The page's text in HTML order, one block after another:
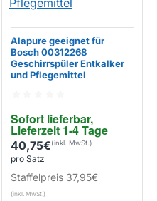
Sofort lieferbar,
Lieferzeit 1-4 Tage
Alapure geeignet für
Bosch 00312268
Geschirrspüler Entkalker
und Pflegemittel
40,75€
pro Satz
Staffelpreis37,95€